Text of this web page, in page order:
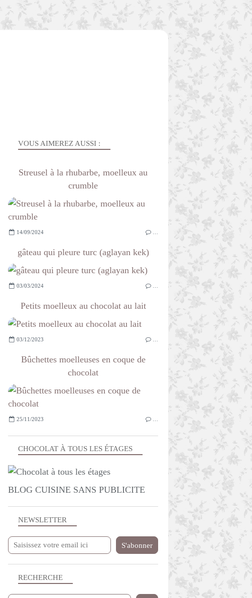
NEWSLETTER
RECHERCHE
CHOCOLAT À TOUS LES ÉTAGES
BLOG CUISINE SANS PUBLICITE
VOUS AIMEREZ AUSSI :
Streusel à la rhubarbe, moelleux au
crumble
14/09/2024
gâteau qui pleure turc (aglayan kek)
03/03/2024
Petits moelleux au chocolat au lait
03/12/2023
Bûchettes moelleuses en coque de
chocolat
25/11/2023